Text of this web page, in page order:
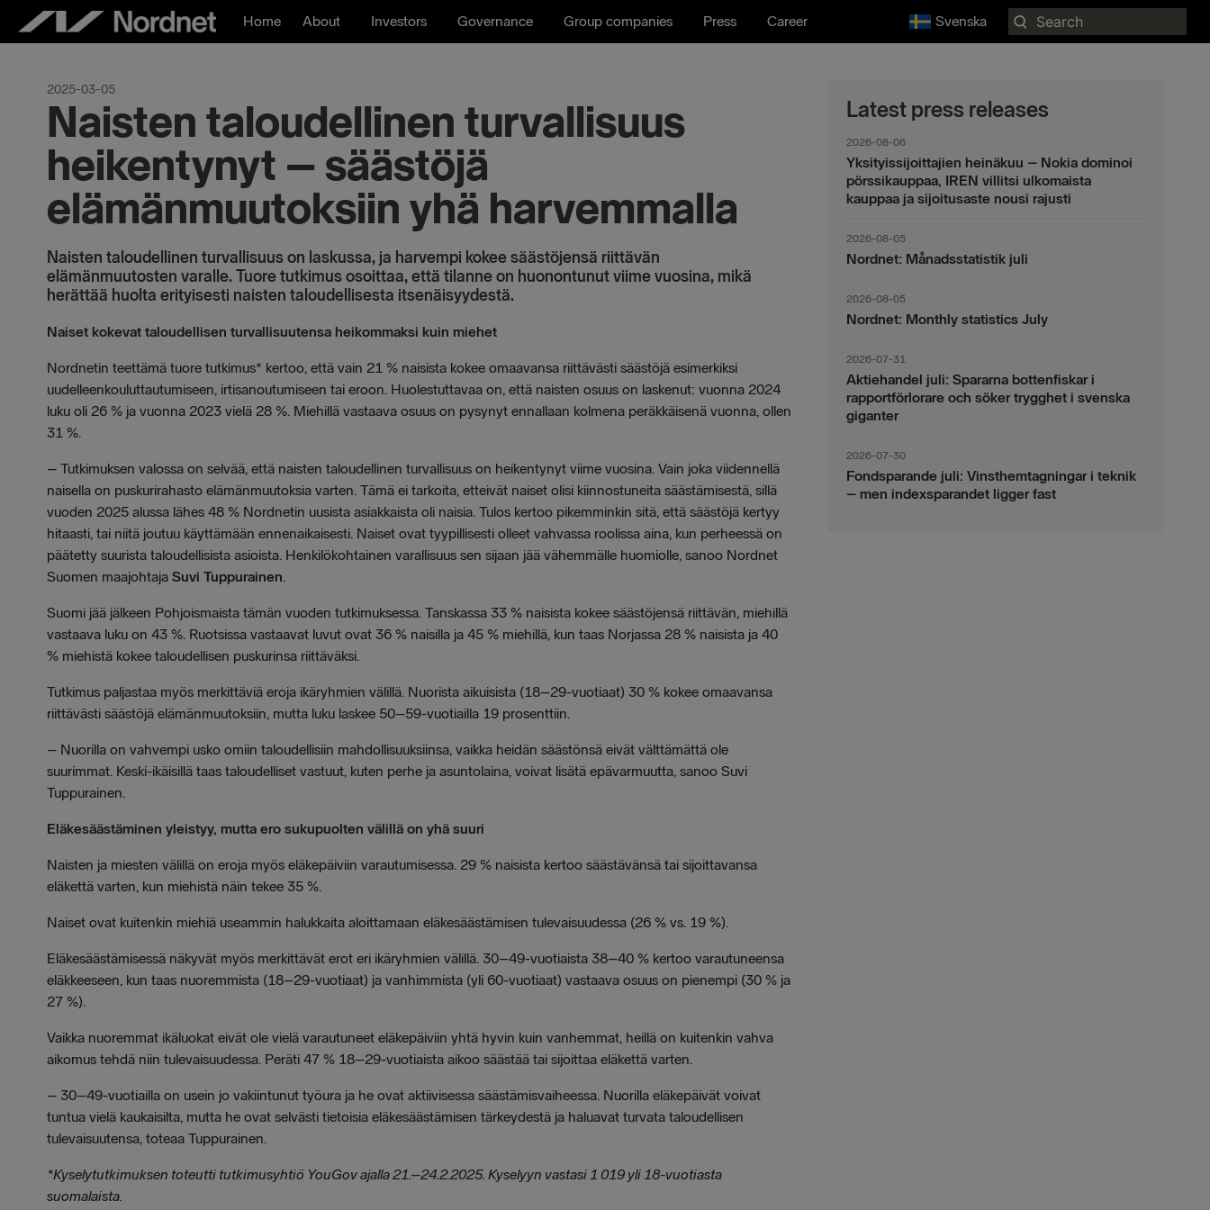
Home About Investors Governance Group companies Press Career Svenska
Search
for:
2025-03-05
Naisten taloudellinen turvallisuus
heikentynyt – säästöjä
elämänmuutoksiin yhä harvemmalla
Naisten taloudellinen turvallisuus on laskussa, ja harvempi kokee säästöjensä riittävän
elämänmuutosten varalle. Tuore tutkimus osoittaa, että tilanne on huonontunut viime vuosina, mikä
herättää huolta erityisesti naisten taloudellisesta itsenäisyydestä.
Naiset kokevat taloudellisen turvallisuutensa heikommaksi kuin miehet
Nordnetin teettämä tuore tutkimus* kertoo, että vain 21 % naisista kokee omaavansa riittävästi säästöjä esimerkiksi
uudelleenkouluttautumiseen, irtisanoutumiseen tai eroon. Huolestuttavaa on, että naisten osuus on laskenut: vuonna 2024
luku oli 26 % ja vuonna 2023 vielä 28 %. Miehillä vastaava osuus on pysynyt ennallaan kolmena peräkkäisenä vuonna, ollen
31 %.
– Tutkimuksen valossa on selvää, että naisten taloudellinen turvallisuus on heikentynyt viime vuosina. Vain joka viidennellä
naisella on puskurirahasto elämänmuutoksia varten. Tämä ei tarkoita, etteivät naiset olisi kiinnostuneita säästämisestä, sillä
vuoden 2025 alussa lähes 48 % Nordnetin uusista asiakkaista oli naisia. Tulos kertoo pikemminkin sitä, että säästöjä kertyy
hitaasti, tai niitä joutuu käyttämään ennenaikaisesti. Naiset ovat tyypillisesti olleet vahvassa roolissa aina, kun perheessä on
päätetty suurista taloudellisista asioista. Henkilökohtainen varallisuus sen sijaan jää vähemmälle huomiolle, sanoo Nordnet
Suomen maajohtaja Suvi Tuppurainen.
Suomi jää jälkeen Pohjoismaista tämän vuoden tutkimuksessa. Tanskassa 33 % naisista kokee säästöjensä riittävän, miehillä
vastaava luku on 43 %. Ruotsissa vastaavat luvut ovat 36 % naisilla ja 45 % miehillä, kun taas Norjassa 28 % naisista ja 40
% miehistä kokee taloudellisen puskurinsa riittäväksi.
Tutkimus paljastaa myös merkittäviä eroja ikäryhmien välillä. Nuorista aikuisista (18–29-vuotiaat) 30 % kokee omaavansa
riittävästi säästöjä elämänmuutoksiin, mutta luku laskee 50–59-vuotiailla 19 prosenttiin.
– Nuorilla on vahvempi usko omiin taloudellisiin mahdollisuuksiinsa, vaikka heidän säästönsä eivät välttämättä ole
suurimmat. Keski-ikäisillä taas taloudelliset vastuut, kuten perhe ja asuntolaina, voivat lisätä epävarmuutta, sanoo Suvi
Tuppurainen.
Eläkesäästäminen yleistyy, mutta ero sukupuolten välillä on yhä suuri
Naisten ja miesten välillä on eroja myös eläkepäiviin varautumisessa. 29 % naisista kertoo säästävänsä tai sijoittavansa
eläkettä varten, kun miehistä näin tekee 35 %.
Naiset ovat kuitenkin miehiä useammin halukkaita aloittamaan eläkesäästämisen tulevaisuudessa (26 % vs. 19 %).
Eläkesäästämisessä näkyvät myös merkittävät erot eri ikäryhmien välillä. 30–49-vuotiaista 38–40 % kertoo varautuneensa
eläkkeeseen, kun taas nuoremmista (18–29-vuotiaat) ja vanhimmista (yli 60-vuotiaat) vastaava osuus on pienempi (30 % ja
27 %).
Vaikka nuoremmat ikäluokat eivät ole vielä varautuneet eläkepäiviin yhtä hyvin kuin vanhemmat, heillä on kuitenkin vahva
aikomus tehdä niin tulevaisuudessa. Peräti 47 % 18–29-vuotiaista aikoo säästää tai sijoittaa eläkettä varten.
– 30–49-vuotiailla on usein jo vakiintunut työura ja he ovat aktiivisessa säästämisvaiheessa. Nuorilla eläkepäivät voivat
tuntua vielä kaukaisilta, mutta he ovat selvästi tietoisia eläkesäästämisen tärkeydestä ja haluavat turvata taloudellisen
tulevaisuutensa, toteaa Tuppurainen.
*Kyselytutkimuksen toteutti tutkimusyhtiö YouGov ajalla 21.–24.2.2025. Kyselyyn vastasi 1 019 yli 18-vuotiasta
suomalaista.
Latest press releases
2026-08-06
Yksityissijoittajien heinäkuu – Nokia dominoi
pörssikauppaa, IREN villitsi ulkomaista
kauppaa ja sijoitusaste nousi rajusti
2026-08-05
Nordnet: Månadsstatistik juli
2026-08-05
Nordnet: Monthly statistics July
2026-07-31
Aktiehandel juli: Spararna bottenfiskar i
rapportförlorare och söker trygghet i svenska
giganter
2026-07-30
Fondsparande juli: Vinsthemtagningar i teknik
– men indexsparandet ligger fast